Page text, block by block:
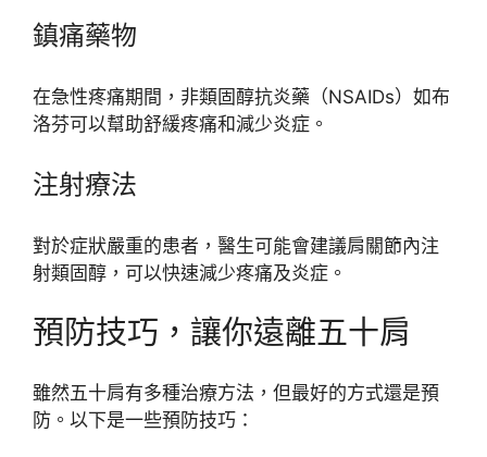
鎮痛藥物
在急性疼痛期間，非類固醇抗炎藥（NSAIDs）如布
洛芬可以幫助舒緩疼痛和減少炎症。
注射療法
對於症狀嚴重的患者，醫生可能會建議肩關節內注
射類固醇，可以快速減少疼痛及炎症。
預防技巧，讓你遠離五十肩
雖然五十肩有多種治療方法，但最好的方式還是預
防。以下是一些預防技巧：